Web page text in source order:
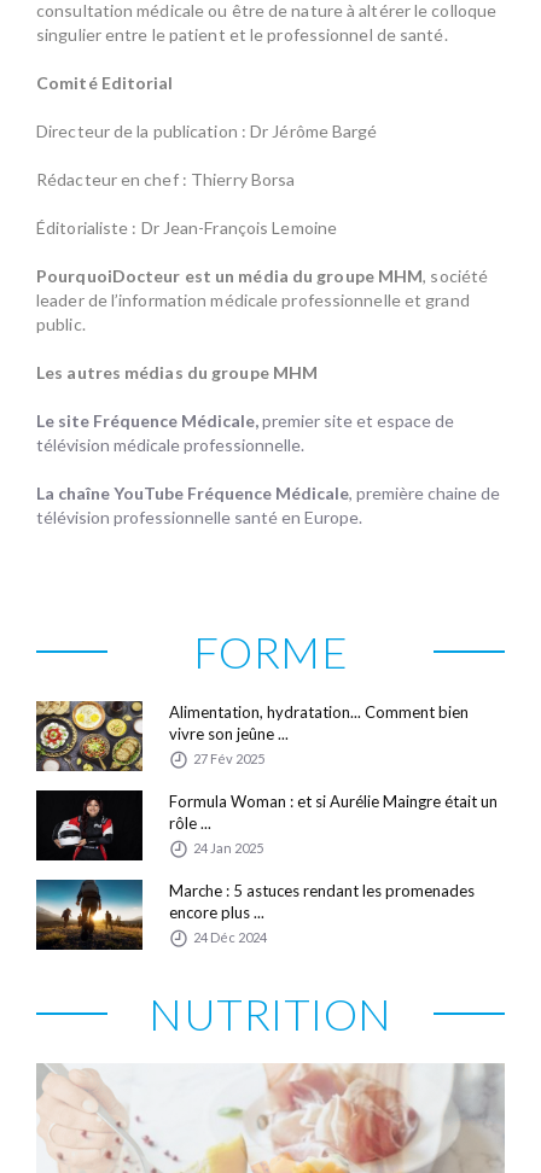
consultation médicale ou être de nature à altérer le colloque
singulier entre le patient et le professionnel de santé.
Comité Editorial
Directeur de la publication : Dr Jérôme Bargé
Rédacteur en chef : Thierry Borsa
Éditorialiste : Dr Jean-François Lemoine
PourquoiDocteur est un média du groupe MHM, société
leader de l’information médicale professionnelle et grand
public.
Les autres médias du groupe MHM
Le site Fréquence Médicale,premier site et espace de
télévision médicale professionnelle.
La chaîne YouTube Fréquence Médicale, première chaine de
télévision professionnelle santé en Europe.
FORME
Alimentation, hydratation... Comment bien
vivre son jeûne ...
27 Fév 2025
Formula Woman : et si Aurélie Maingre était un
rôle ...
24 Jan 2025
Marche : 5 astuces rendant les promenades
encore plus ...
24 Déc 2024
NUTRITION